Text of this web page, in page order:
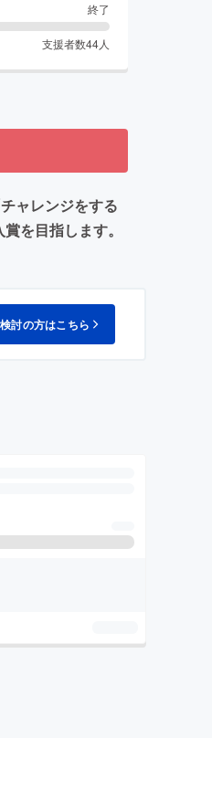
終了
支援者数44人
ャレンジをする
を目指します。
討の方はこちら